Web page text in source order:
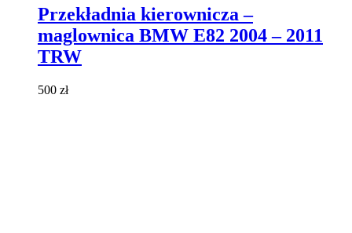
ma
wiele
wariantów.
Przekładnia kierownicza –
maglownica BMW E82 2004 – 2011
TRW
500 zł